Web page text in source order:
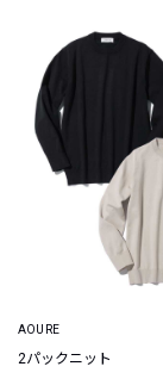
AOURE
2パックニット